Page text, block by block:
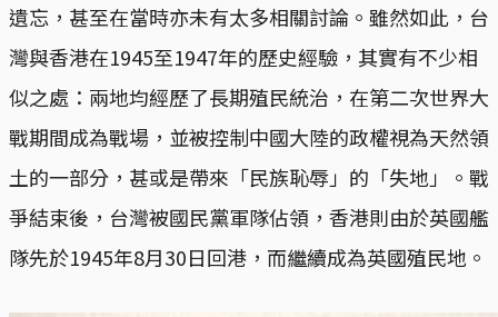
遺忘，甚至在當時亦未有太多相關討論。雖然如此，台
灣與香港在1945至1947年的歷史經驗，其實有不少相
似之處：兩地均經歷了長期殖民統治，在第二次世界大
戰期間成為戰場，並被控制中國大陸的政權視為天然領
土的一部分，甚或是帶來「民族恥辱」的「失地」。戰
爭結束後，台灣被國民黨軍隊佔領，香港則由於英國艦
隊先於1945年8月30日回港，而繼續成為英國殖民地。